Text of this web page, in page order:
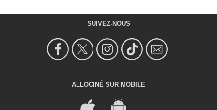
SUIVEZ-NOUS
ALLOCINÉ SUR MOBILE